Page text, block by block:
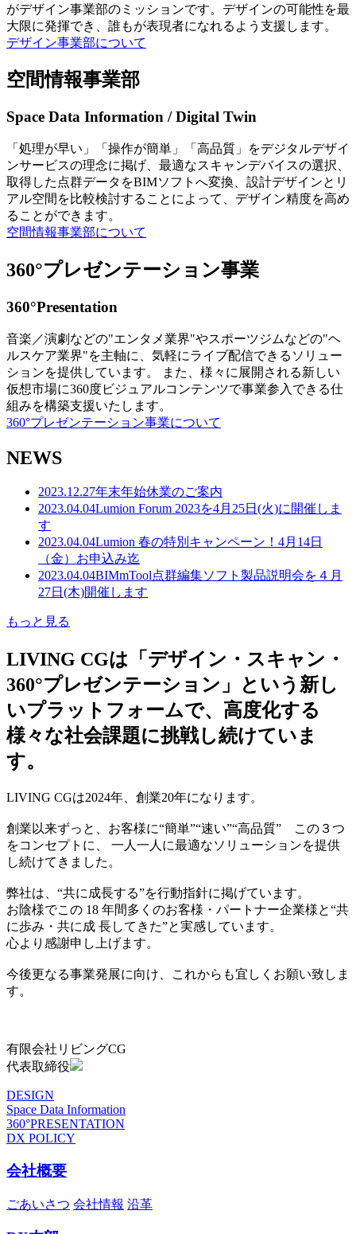
がデザイン事業部のミッションです。デザインの可能性を最
大限に発揮でき、誰もが表現者になれるよう支援します。
デザイン事業部について
空間情報事業部
Space Data Information / Digital Twin
「処理が早い」「操作が簡単」「高品質」をデジタルデザイ
ンサービスの理念に掲げ、最適なスキャンデバイスの選択、
取得した点群データをBIMソフトへ変換、設計デザインとリ
アル空間を比較検討することによって、デザイン精度を高め
ることができます。
空間情報事業部について
360°プレゼンテーション事業
360°Presentation
音楽／演劇などの"エンタメ業界"やスポーツジムなどの"ヘ
ルスケア業界"を主軸に、気軽にライブ配信できるソリュー
ションを提供しています。 また、様々に展開される新しい
仮想市場に360度ビジュアルコンテンツで事業参入できる仕
組みを構築支援いたします。
360°プレゼンテーション事業について
NEWS
2023.12.27年末年始休業のご案内
2023.04.04Lumion Forum 2023を4月25日(火)に開催しま
す
2023.04.04Lumion 春の特別キャンペーン！4月14日
（金）お申込み迄
2023.04.04BIMmTool点群編集ソフト製品説明会を４月
27日(木)開催します
もっと見る
LIVING CGは「デザイン・スキャン・
360°プレゼンテーション」という新し
いプラットフォームで、高度化する
様々な社会課題に挑戦し続けていま
す。
LIVING CGは2024年、創業20年になります。
創業以来ずっと、お客様に“簡単”“速い”“高品質” この３つ
をコンセプトに、 一人一人に最適なソリューションを提供
し続けてきました。
弊社は、“共に成長する”を行動指針に掲げています。
お陰様でこの 18 年間多くのお客様・パートナー企業様と“共
に歩み・共に成 長してきた”と実感しています。
心より感謝申し上げます。
今後更なる事業発展に向け、これからも宜しくお願い致しま
す。
有限会社リビングCG
代表取締役
DESIGN
Space Data Information
360°PRESENTATION
DX POLICY
会社概要
ごあいさつ 会社情報 沿革